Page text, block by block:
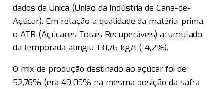
dados da Unica (União da Indústria de Cana-de-
Açúcar). Em relação a qualidade da matéria-prima,
o ATR (Açúcares Totais Recuperáveis) acumulado
da temporada atingiu 131,76 kg/t (-4,2%).
O mix de produção destinado ao açúcar foi de
52,76% (era 49,09% na mesma posição da safra